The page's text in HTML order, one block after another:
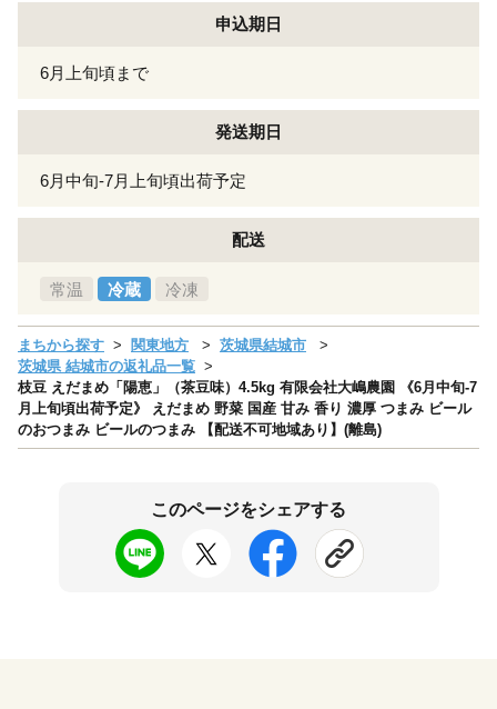
申込期日
6月上旬頃まで
発送期日
6月中旬-7月上旬頃出荷予定
配送
常温 冷蔵 冷凍
まちから探す 関東地方
茨城県結城市
茨城県 結城市の返礼品一覧
枝豆 えだまめ「陽恵」（茶豆味）4.5kg 有限会社大嶋農園 《6月中旬-7
月上旬頃出荷予定》 えだまめ 野菜 国産 甘み 香り 濃厚 つまみ ビール
のおつまみ ビールのつまみ 【配送不可地域あり】(離島)
このページをシェアする